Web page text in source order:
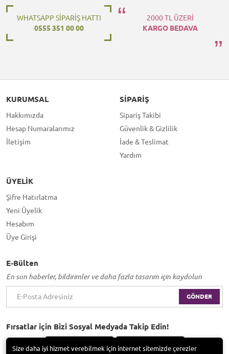
WHATSAPP SİPARİŞ HATTI
0555 351 00 00
2000 TL ÜZERİ
KARGO BEDAVA
KURUMSAL
Hakkımızda
Hesap Numaralarımız
İletişim
SIPARIŞ
Sipariş Takibi
Güvenlik & Gizlilik
İade & Teslimat
Yardım
ÜYELIK
Şifre Hatırlatma
Yeni Üyelik
Hesabım
Üye Girişi
E-Bülten
En son haberler, bildirimler ve daha fazla tasarım için kaydolun
GÖNDER
Fırsatlar için Bizi Sosyal Medyada Takip Edin!
Size daha iyi hizmet verebilmek için internet sitemizde çerezler